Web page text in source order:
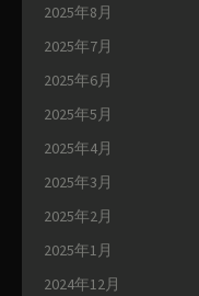
2025年8月
2025年7月
2025年6月
2025年5月
2025年4月
2025年3月
2025年2月
2025年1月
2024年12月